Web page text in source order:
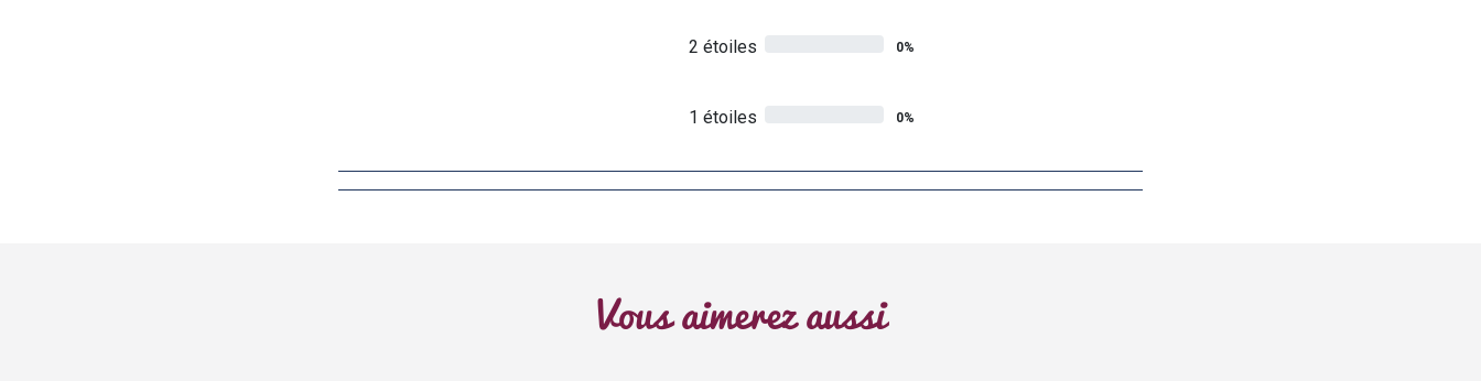
2 étoiles 0%
1 étoiles 0%
Vous aimerez aussi